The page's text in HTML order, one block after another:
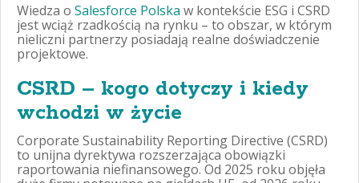
Wiedza o Salesforce Polska w kontekście ESG i CSRD
jest wciąż rzadkością na rynku – to obszar, w którym
nieliczni partnerzy posiadają realne doświadczenie
projektowe.
CSRD – kogo dotyczy i kiedy
wchodzi w życie
Corporate Sustainability Reporting Directive (CSRD)
to unijna dyrektywa rozszerzająca obowiązki
raportowania niefinansowego. Od 2025 roku objęła